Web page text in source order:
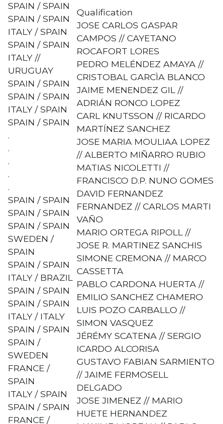
SPAIN / SPAIN
SPAIN / SPAIN
ITALY / SPAIN
SPAIN / SPAIN
ITALY //
URUGUAY
SPAIN / SPAIN
SPAIN / SPAIN
ITALY / SPAIN
SPAIN / SPAIN
.
.
.
.
.
SPAIN / SPAIN
SPAIN / SPAIN
SPAIN / SPAIN
SWEDEN /
SPAIN
SPAIN / SPAIN
ITALY / BRAZIL
SPAIN / SPAIN
SPAIN / SPAIN
ITALY / ITALY
SPAIN / SPAIN
SPAIN /
SWEDEN
FRANCE /
SPAIN
ITALY / SPAIN
SPAIN / SPAIN
FRANCE /
Qualification
JOSE CARLOS GASPAR
CAMPOS // CAYETANO
ROCAFORT LORES
PEDRO MELÉNDEZ AMAYA //
CRISTOBAL GARCÌA BLANCO
JAIME MENENDEZ GIL //
ADRIÁN RONCO LOPEZ
CARL KNUTSSON // RICARDO
MARTÍNEZ SANCHEZ
JOSE MARIA MOULIAA LOPEZ
// ALBERTO MIÑARRO RUBIO
MATIAS NICOLETTI //
FRANCISCO D.P. NUNO GOMES
DAVID FERNANDEZ
FERNANDEZ // CARLOS MARTI
VAÑO
MARIO ORTEGA RIPOLL //
JOSE R. MARTINEZ SANCHIS
SIMONE CREMONA // MARCO
CASSETTA
PABLO CARDONA HUERTA //
EMILIO SANCHEZ CHAMERO
LUIS POZO CARBALLO //
SIMON VASQUEZ
JÉRÉMY SCATENA // SERGIO
ICARDO ALCORISA
GUSTAVO FABIAN SARMIENTO
// JAIME FERMOSELL
DELGADO
JOSE JIMENEZ // MARIO
HUETE HERNANDEZ